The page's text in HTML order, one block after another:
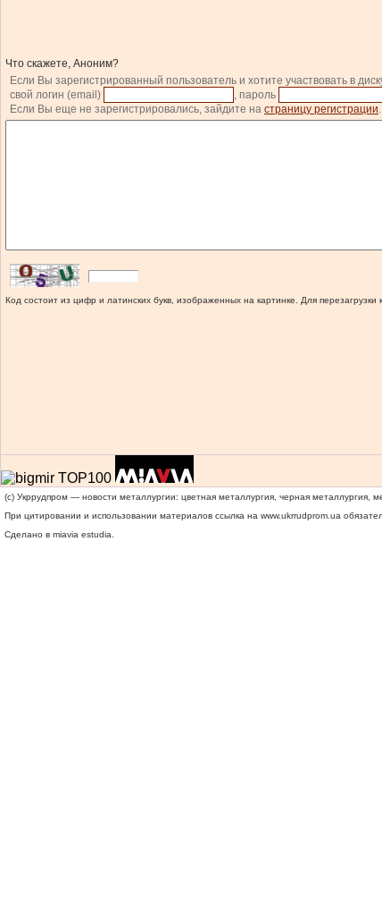
Что скажете, Аноним?
Если Вы зарегистрированный пользователь и хотите участвовать в
свой логин (email)
, пароль
Если Вы еще не зарегистрировались, зайдите на страницу регистрации.
Код состоит из цифр и латинских букв, изображенных на картинке. Для перезагрузки
(c) Укррудпром — новости металлургии: цветная металлургия, черная металлургия,
При цитировании и использовании материалов ссылка на www.ukrrudprom.ua
Сделано в miavia estudia.